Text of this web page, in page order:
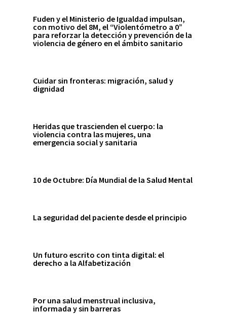
Fuden y el Ministerio de Igualdad impulsan,
con motivo del 8M, el “Violentómetro a 0”
para reforzar la detección y prevención de la
violencia de género en el ámbito sanitario
Cuidar sin fronteras: migración, salud y
dignidad
Heridas que trascienden el cuerpo: la
violencia contra las mujeres, una
emergencia social y sanitaria
10 de Octubre: Día Mundial de la Salud Mental
La seguridad del paciente desde el principio
Un futuro escrito con tinta digital: el
derecho a la Alfabetización
Por una salud menstrual inclusiva,
informada y sin barreras